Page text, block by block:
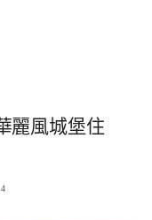
麗風城堡住
4